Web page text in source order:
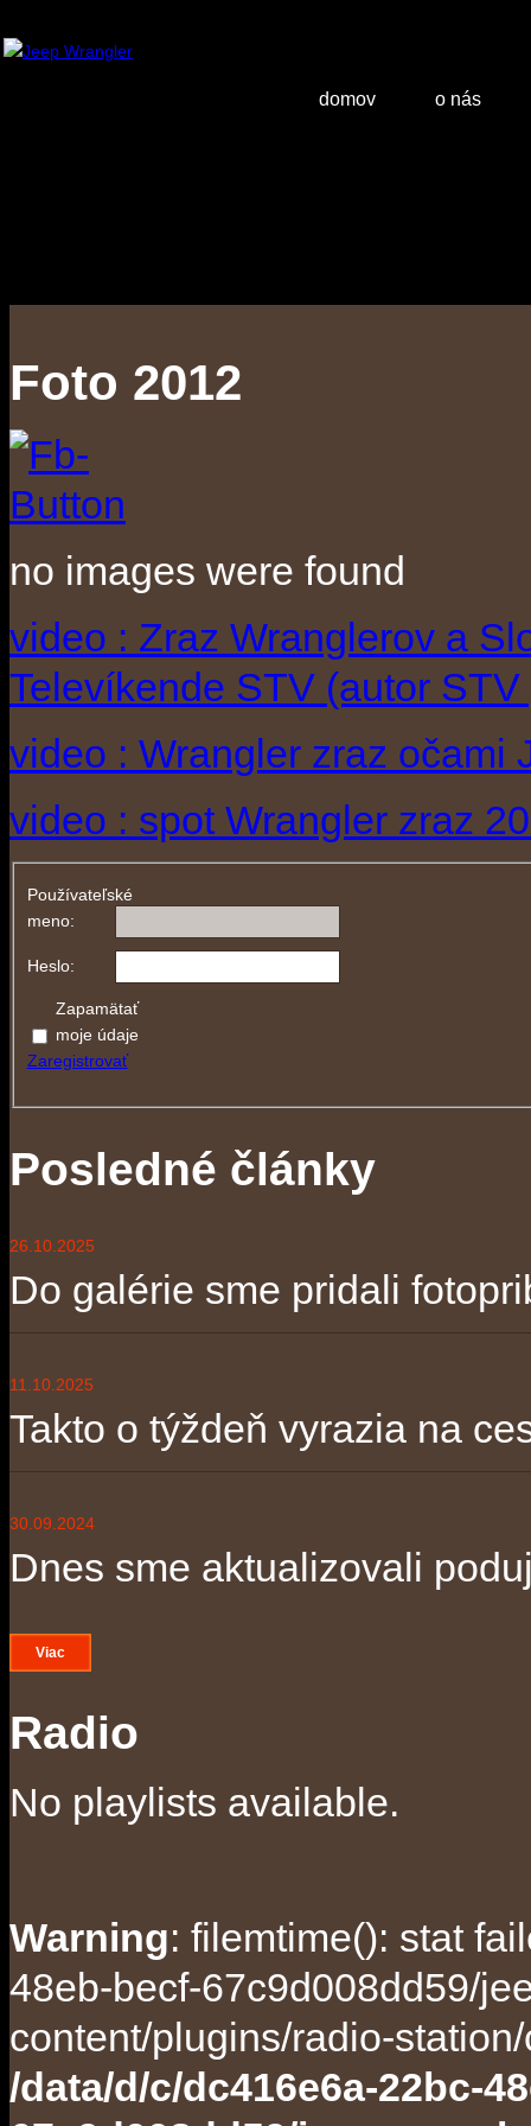
domov o nás
Foto 2012
no images were found
video : Zraz Wranglerov a
Televíkende STV (autor STV
video : Wrangler zraz očami
video : spot Wrangler zraz
Používateľské
meno:
Heslo:
Zapamätať
moje údaje
Zaregistrovať
Posledné články
26.10.2025
Do galérie sme pridali
11.10.2025
Takto o týždeň vyrazia na
30.09.2024
Dnes sme aktualizovali
Viac
Radio
No playlists available.
Warning: filemtime(): stat
48eb-becf-67c9d008dd59/
content/plugins/radio-
/data/d/c/dc416e6a-22bc-